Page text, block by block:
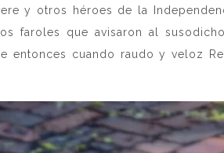
y otros héroes de la
faroles que avisaron al
entonces cuando raudo y veloz